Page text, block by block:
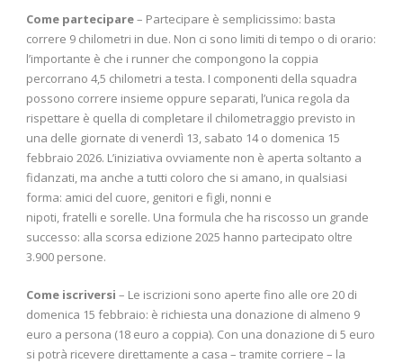
Come partecipare– Partecipare è semplicissimo: basta
correre 9 chilometri in due. Non ci sono limiti di tempo o di orario:
l’importante è che i runner che compongono la coppia
percorrano 4,5 chilometri a testa. I componenti della squadra
possono correre insieme oppure separati, l’unica regola da
rispettare è quella di completare il chilometraggio previsto in
una delle giornate di venerdì 13, sabato 14 o domenica 15
febbraio 2026. L’iniziativa ovviamente non è aperta soltanto a
fidanzati, ma anche a tutti coloro che si amano, in qualsiasi
forma: amici del cuore, genitori e figli, nonni e
nipoti, fratelli e sorelle. Una formula che ha riscosso un grande
successo: alla scorsa edizione 2025 hanno partecipato oltre
3.900 persone.
Come iscriversi – Le iscrizioni sono aperte fino alle ore 20 di
domenica 15 febbraio: è richiesta una donazione di almeno 9
euro a persona (18 euro a coppia). Con una donazione di 5 euro
si potrà ricevere direttamente a casa – tramite corriere – la